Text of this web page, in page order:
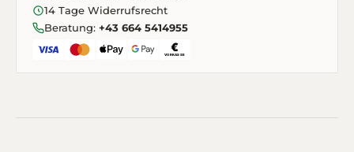
14 Tage Widerrufsrecht
Beratung: +43 664 5414955